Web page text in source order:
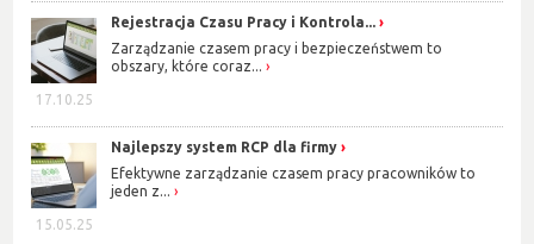
17.10.25
Rejestracja Czasu Pracy i Kontrola...
Zarządzanie czasem pracy i bezpieczeństwem to
obszary, które coraz...
15.05.25
Najlepszy system RCP dla firmy
Efektywne zarządzanie czasem pracy pracowników to
jeden z...